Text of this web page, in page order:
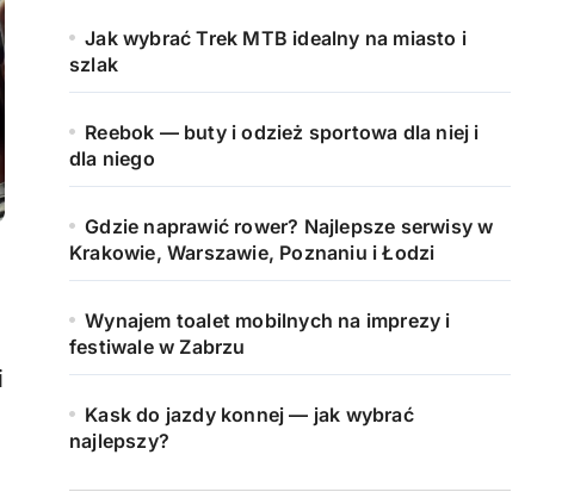
Jak wybrać Trek MTB idealny na miasto i
szlak
Reebok — buty i odzież sportowa dla niej i
dla niego
Gdzie naprawić rower? Najlepsze serwisy w
Krakowie, Warszawie, Poznaniu i Łodzi
Wynajem toalet mobilnych na imprezy i
festiwale w Zabrzu
Kask do jazdy konnej — jak wybrać
najlepszy?